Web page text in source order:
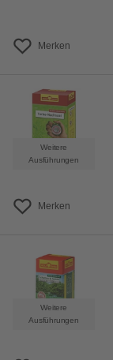
Merken
Weitere
Ausführungen
Merken
Weitere
Ausführungen